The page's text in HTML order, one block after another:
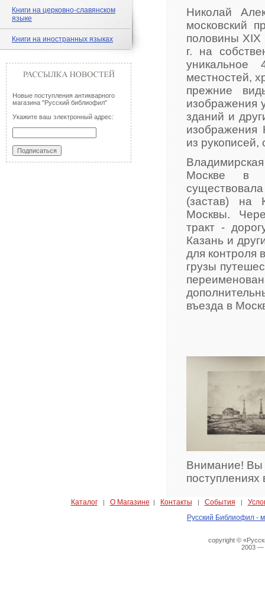
Книги на церковно-славянском
языке
Книги на иностранных языках
Новые поступления антикварного
магазина "Русский библиофил"
Укажите ваш электронный адрес:
Николай
московский
половины XIX
г. на
местностей,
прежние
изображения
зданий и
изображения
из
Москве в
(застав) на
Москвы.
тракт -
Казань и
для контроля
грузы
въезда в
Внимание! Вы
Каталог| О Магазине | Контакты | События |
Русский Библиофил -
copyright ©
2003 —